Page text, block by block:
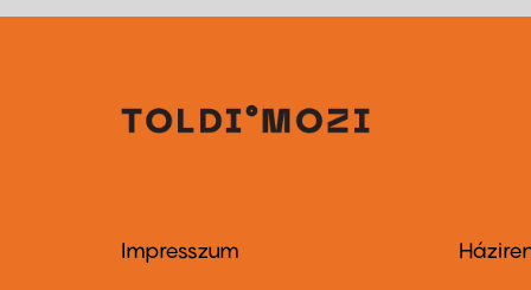
Footer
Impresszum